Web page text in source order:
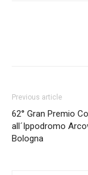
Previous article
62° Gran Premio
all´Ippodromo
Bologna